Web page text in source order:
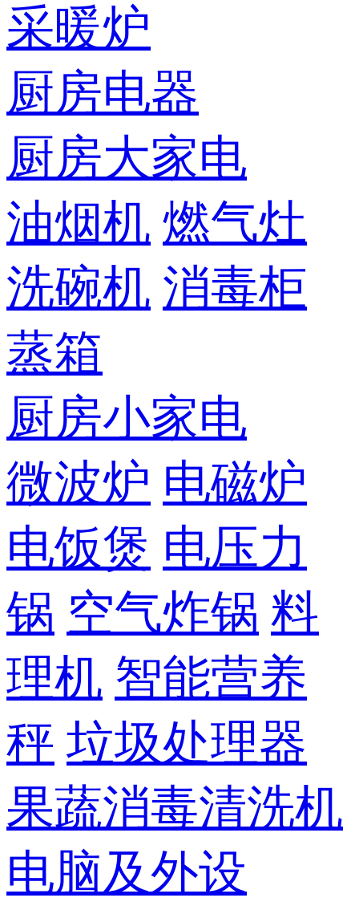
采暖炉
厨房电器
厨房大家电
油烟机 燃气灶
洗碗机 消毒柜
蒸箱
厨房小家电
微波炉 电磁炉
电饭煲 电压力
锅 空气炸锅 料
理机 智能营养
秤 垃圾处理器
果蔬消毒清洗机
电脑及外设